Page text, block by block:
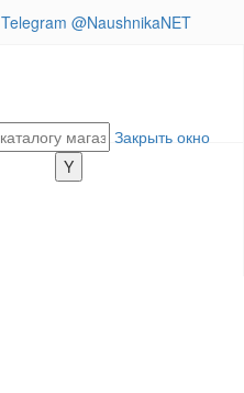
Telegram @NaushnikaNET
Закрыть окно